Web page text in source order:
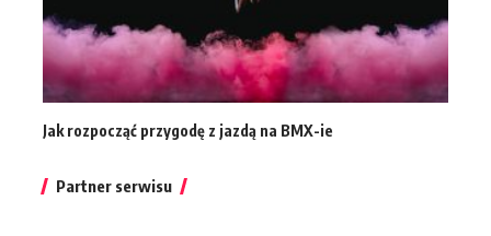
Jak rozpocząć przygodę z jazdą na BMX-ie
Partner serwisu